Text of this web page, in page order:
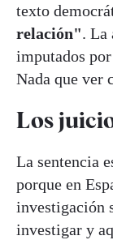
texto
relación". La
imputados
Nada que ver
Los
La sentencia
porque en
investigación
investigar y